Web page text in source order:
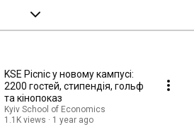
KSE Picnic у новому кампусі:
2200 гостей, стипендія, гольф
та кінопоказ
Kyiv School of Economics
1.1K views
1 year ago